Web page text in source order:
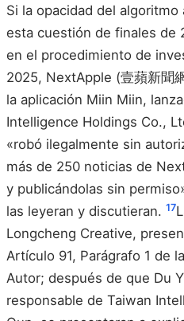
Si la opacidad del
esta cuestión de finales de
en el procedimiento de
2025, NextApple (壹蘋新聞
la aplicación Miin Miin,
Intelligence Holdings Co.,
«robó ilegalmente sin
más de 250 noticias de
y publicándolas sin
las leyeran y discutieran. 17
Longcheng Creative,
Artículo 91, Parágrafo 1 de
Autor; después de que Du
responsable de Taiwan